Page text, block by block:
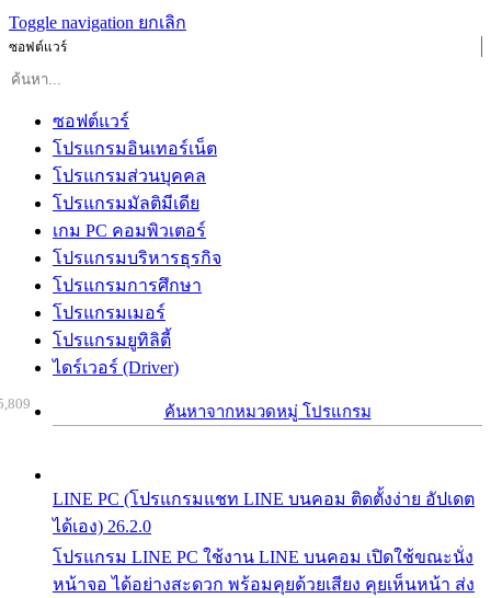
Toggle navigation ยกเลิก
ซอฟต์แวร์
ซอฟต์แวร์
โปรแกรมอินเทอร์เน็ต
โปรแกรมส่วนบุคคล
โปรแกรมมัลติมีเดีย
เกม PC คอมพิวเตอร์
โปรแกรมบริหารธุรกิจ
โปรแกรมการศึกษา
โปรแกรมเมอร์
โปรแกรมยูทิลิตี้
ไดร์เวอร์ (Driver)
ค้นหาจากหมวดหมู่ โปรแกรม
LINE PC (โปรแกรมแชท LINE บนคอม ติดตั้งง่าย อัปเดต
ได้เอง) 26.2.0
โปรแกรม LINE PC ใช้งาน LINE บนคอม เปิดใช้ขณะนั่ง
หน้าจอ ได้อย่างสะดวก พร้อมคุยด้วยเสียง คุยเห็นหน้า ส่ง